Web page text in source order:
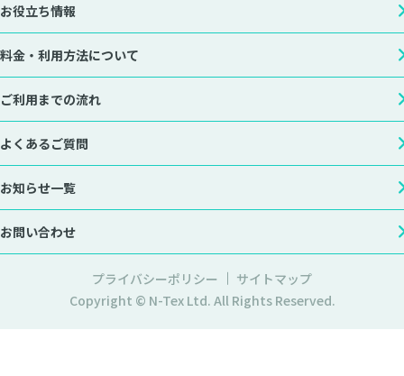
お役立ち情報
料金・利用方法について
ご利用までの流れ
よくあるご質問
お知らせ一覧
お問い合わせ
プライバシーポリシー
サイトマップ
Copyright © N-Tex Ltd. All Rights Reserved.